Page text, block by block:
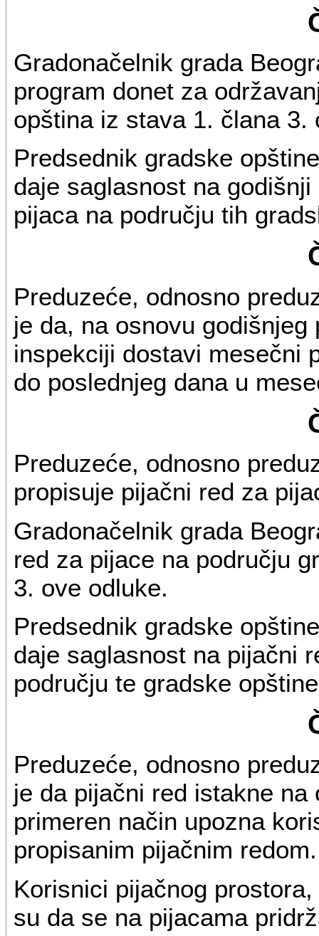
Gradonačelnik grada
program donet za
opština iz stava 1. člana 3.
Predsednik gradske
daje saglasnost na
pijaca na području tih
Preduzeće, odnosno
je da, na osnovu
inspekciji dostavi mesečni
do poslednjeg dana u
Preduzeće, odnosno
propisuje pijačni red za
Gradonačelnik grada
red za pijace na području
3. ove odluke.
Predsednik gradske
daje saglasnost na pijačni
području te gradske
Preduzeće, odnosno
je da pijačni red istakne
primeren način upozna
propisanim pijačnim redom.
Korisnici pijačnog
su da se na pijacama